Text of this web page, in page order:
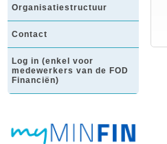
Organisatiestructuur
Contact
Log in (enkel voor
medewerkers van de FOD
Financiën)